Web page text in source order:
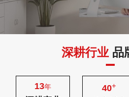
深耕行业品
13年 40+